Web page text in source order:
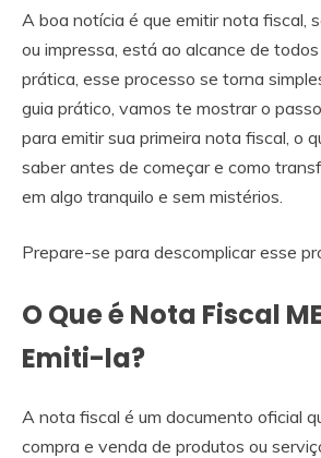
A boa notícia é que emitir nota fiscal,
ou impressa, está ao alcance de
prática, esse processo se torna
guia prático, vamos te mostrar o
para emitir sua primeira nota fiscal, o
saber antes de começar e como
em algo tranquilo e sem mistérios.
Prepare-se para descomplicar esse
O Que é Nota Fiscal
Emiti-la?
A nota fiscal é um documento oficial
compra e venda de produtos ou